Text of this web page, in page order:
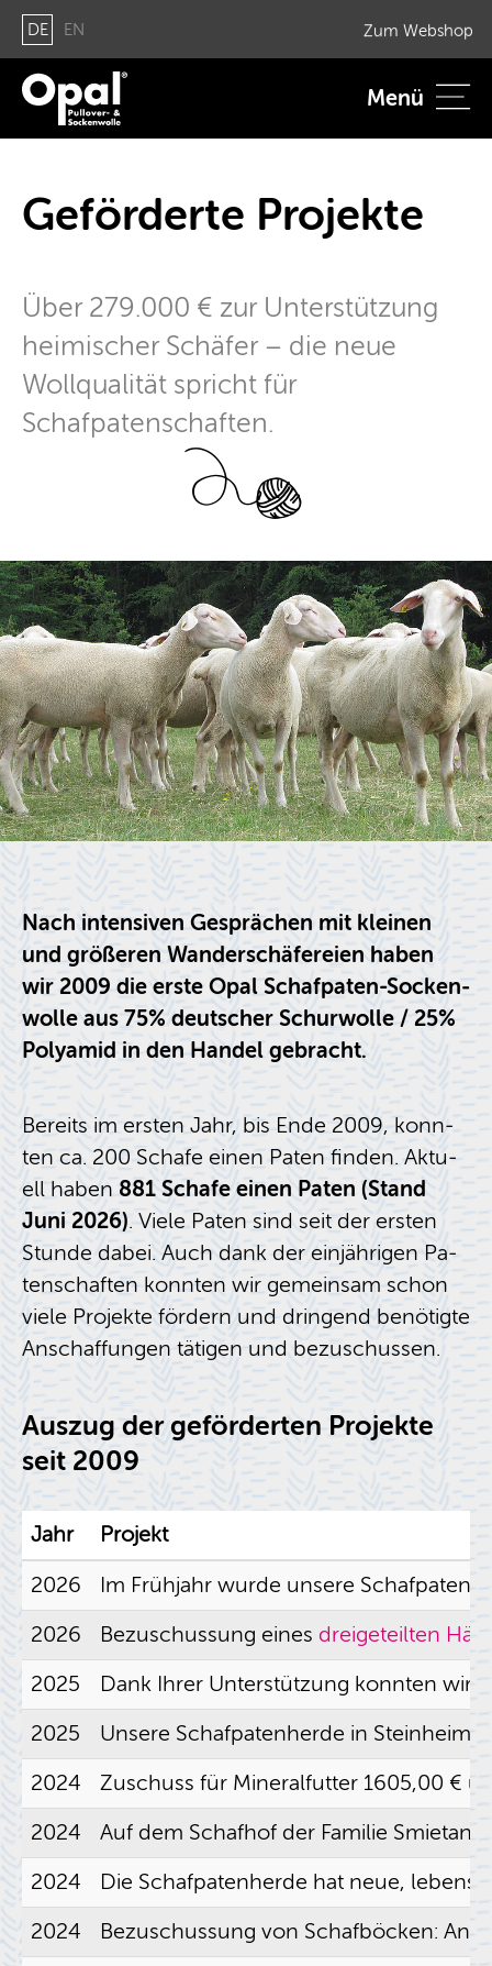
DE EN Zum Web­shop
Menü
Ge­för­der­te Pro­jek­te
Über 279.000 € zur Un­ter­stüt­zung
hei­mi­scher Schä­fer – die neue
Woll­qua­li­tät spricht für
Schaf­pa­ten­schaf­ten.
Nach in­ten­si­ven Ge­sprä­chen mit klei­nen
und grö­ße­ren Wan­der­schä­fe­rei­en haben
wir 2009 die erste Opal Schaf­pa­ten-So­cken­
wol­le aus 75% deut­scher Schur­wol­le / 25%
Po­ly­amid in den Han­del ge­bracht.
Be­reits im ers­ten Jahr, bis Ende 2009, konn­
ten ca. 200 Scha­fe einen Paten fin­den. Ak­tu­
ell haben 881 Scha­fe einen Paten (Stand
Juni 2026). Viele Paten sind seit der ers­ten
Stun­de dabei. Auch dank der ein­jäh­ri­gen Pa­
ten­schaf­ten konn­ten wir ge­mein­sam schon
viele Pro­jek­te för­dern und drin­gend be­nö­tig­te
An­schaf­fun­gen tä­ti­gen und be­zu­schus­sen.
Aus­zug der ge­för­der­ten Pro­jek­te
seit 2009
Jahr
Pro­jekt
2026
Im Früh­jahr wurde un­se­re
2026
Be­zu­schus­sung eines drei­ge­teil­ten
2025
Dank Ihrer Un­ter­stüt­zung konn­ten wir
2025
Un­se­re Schaf­pa­ten­her­de in Stein­heim
2024
Zu­schuss für Mi­ne­ral­fut­ter 1605,00 €
2024
Auf dem Schaf­hof der Fa­mi­lie
2024
Die Schaf­pa­ten­her­de hat neue,
2024
Be­zu­schus­sung von Schaf­bö­cken: